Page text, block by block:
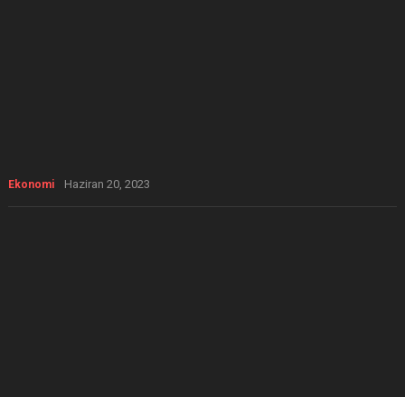
Ekonomi Haziran 20, 2023